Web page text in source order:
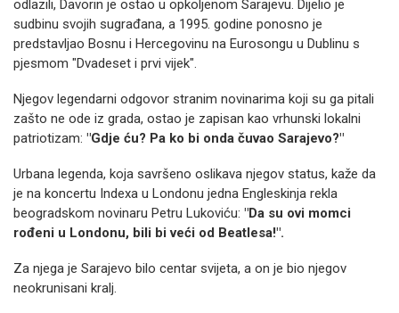
odlazili, Davorin je ostao u opkoljenom Sarajevu. Dijelio je
sudbinu svojih sugrađana, a 1995. godine ponosno je
predstavljao Bosnu i Hercegovinu na Eurosongu u Dublinu s
pjesmom "Dvadeset i prvi vijek".
Njegov legendarni odgovor stranim novinarima koji su ga pitali
zašto ne ode iz grada, ostao je zapisan kao vrhunski lokalni
patriotizam: "Gdje ću? Pa ko bi onda čuvao Sarajevo?"
Urbana legenda, koja savršeno oslikava njegov status, kaže da
je na koncertu Indexa u Londonu jedna Engleskinja rekla
beogradskom novinaru Petru Lukoviću: "Da su ovi momci
rođeni u Londonu, bili bi veći od Beatlesa!".
Za njega je Sarajevo bilo centar svijeta, a on je bio njegov
neokrunisani kralj.